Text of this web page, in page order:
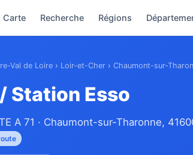
Carte Recherche Régions
Val de Loire › Loir-et-Cher › Chaumont-sur-
Station Esso
A 71 · Chaumont-sur-Tharonne,